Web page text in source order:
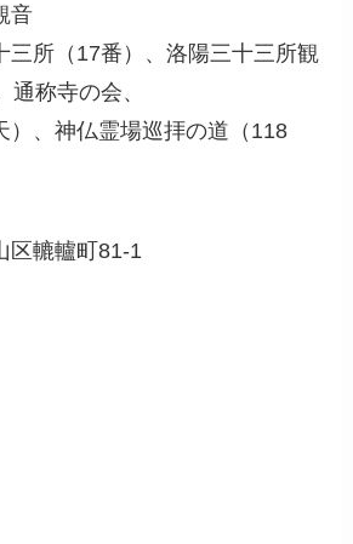
音
三所（17番）、洛陽三十三所観
通称寺の会、
）、神仏霊場巡拝の道（118
区轆轤町81-1